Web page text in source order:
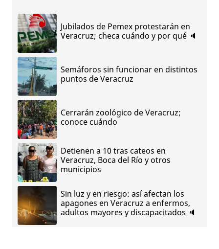
Jubilados de Pemex protestarán en
Veracruz; checa cuándo y por qué 🔈
Semáforos sin funcionar en distintos
puntos de Veracruz
Cerrarán zoológico de Veracruz;
conoce cuándo
Detienen a 10 tras cateos en
Veracruz, Boca del Río y otros
municipios
Sin luz y en riesgo: así afectan los
apagones en Veracruz a enfermos,
adultos mayores y discapacitados 🔈